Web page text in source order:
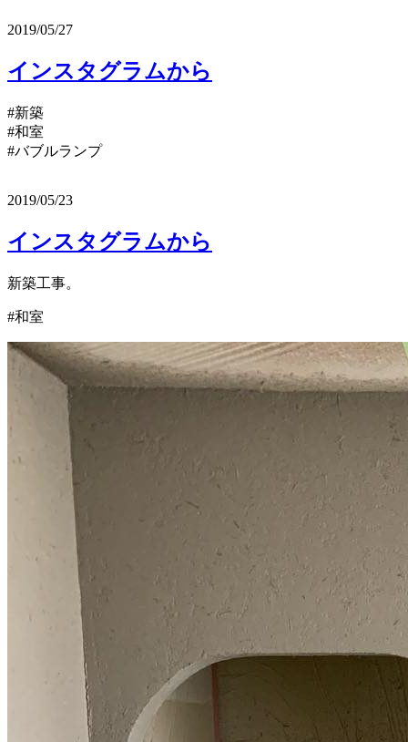
2019/05/27
インスタグラムから
#新築
#和室
#バブルランプ
2019/05/23
インスタグラムから
新築工事。
#和室